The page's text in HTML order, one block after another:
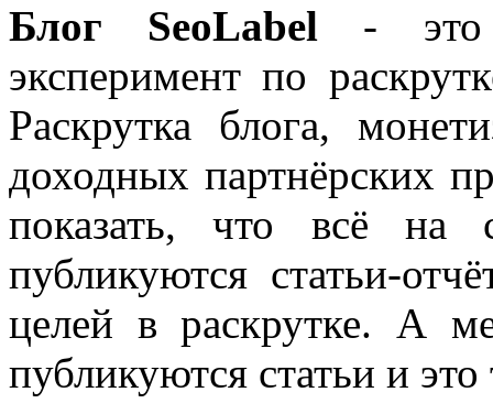
Блог SeoLabel - это
эксперимент по
Раскрутка блога,
доходных партнёрских
показать, что всё на
публикуются статьи-
целей в раскрутке. А
публикуются статьи и